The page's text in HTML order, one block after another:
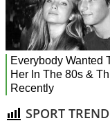
SPORT TREND